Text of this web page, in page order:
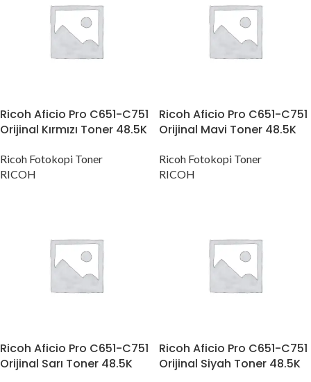
Ricoh Aficio Pro C651-C751
Orijinal Kırmızı Toner 48.5K
Ricoh Fotokopi Toner
RICOH
Ricoh Aficio Pro C651-C751
Orijinal Mavi Toner 48.5K
Ricoh Fotokopi Toner
RICOH
Ricoh Aficio Pro C651-C751
Orijinal Sarı Toner 48.5K
Ricoh Aficio Pro C651-C751
Orijinal Siyah Toner 48.5K